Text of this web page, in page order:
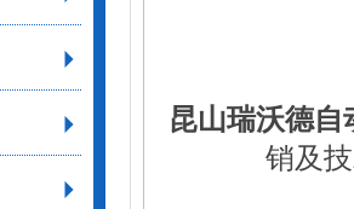
昆山瑞沃德自
销及